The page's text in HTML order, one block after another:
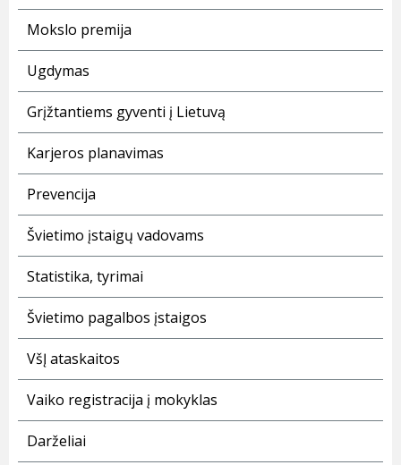
Mokslo premija
Ugdymas
Grįžtantiems gyventi į Lietuvą
Karjeros planavimas
Prevencija
Švietimo įstaigų vadovams
Statistika, tyrimai
Švietimo pagalbos įstaigos
VšĮ ataskaitos
Vaiko registracija į mokyklas
Darželiai